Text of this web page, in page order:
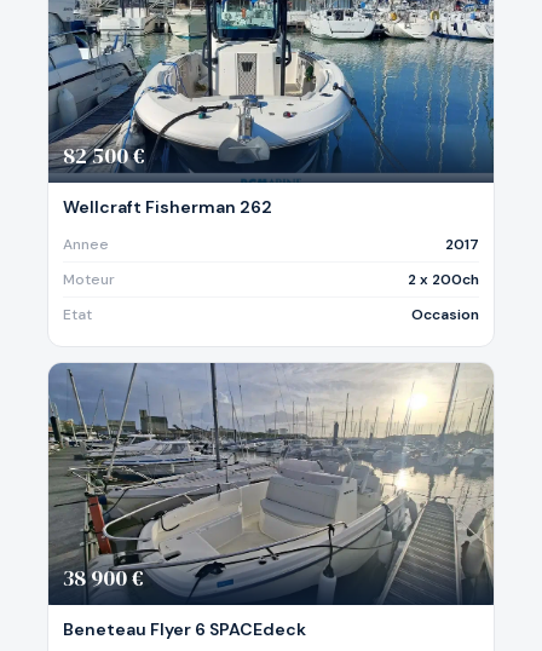
82 500 €
Wellcraft Fisherman 262
Annee
2017
Moteur
2 x 200ch
Etat
Occasion
38 900 €
Beneteau Flyer 6 SPACEdeck